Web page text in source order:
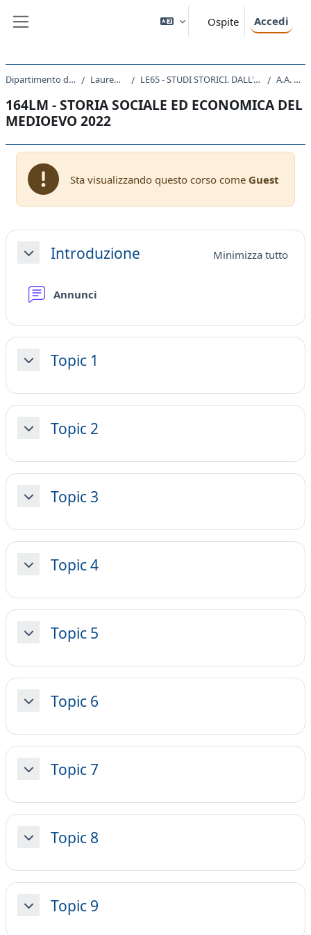
Ospite Accedi
Dipartimento di Studi Umanistici Laurea Magistrale LE65 - STUDI STORICI. DALL'ANTICO AL CONTEMPORANEO A.A. 2022 - 2023
164LM - STORIA SOCIALE ED ECONOMICA DEL
MEDIOEVO 2022
Sta visualizzando questo corso come Guest
Schema della sezione
MinimizzaIntroduzione Minimizza tutto
Annunci
MinimizzaTopic 1
MinimizzaTopic 2
MinimizzaTopic 3
MinimizzaTopic 4
MinimizzaTopic 5
MinimizzaTopic 6
MinimizzaTopic 7
MinimizzaTopic 8
MinimizzaTopic 9